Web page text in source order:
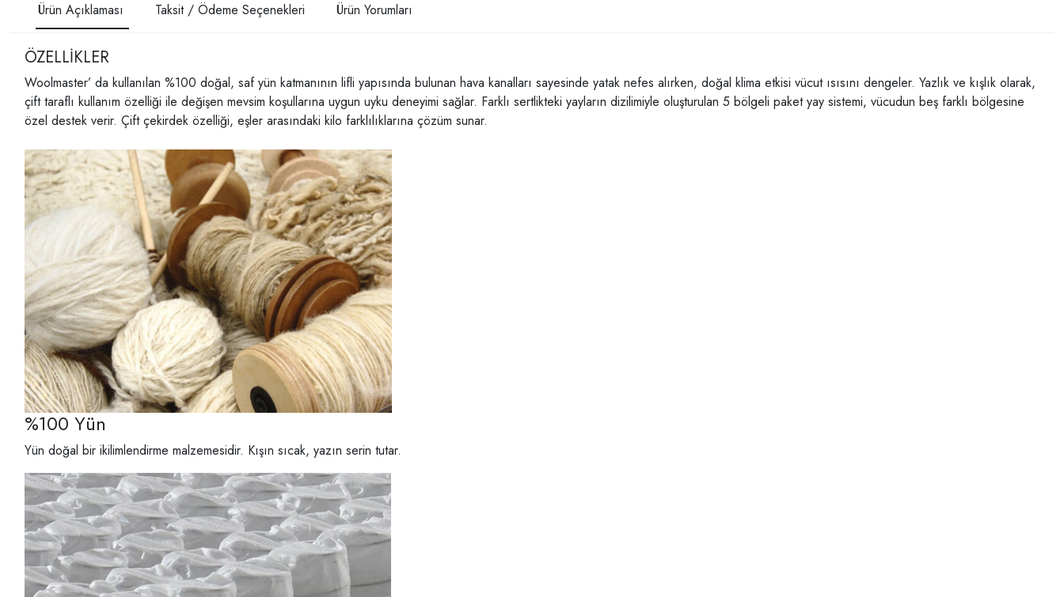
Ürün Açıklaması Taksit / Ödeme Seçenekleri Ürün Yorumları
ÖZELLİKLER
Woolmaster’ da kullanılan %100 doğal, saf yün katmanının lifli yapısında bulunan hava kanalları sayesinde yatak nefes alırken, doğal klima etkisi vücut ısısını dengeler. Yazlık ve kışlık olarak,
çift taraflı kullanım özelliği ile değişen mevsim koşullarına uygun uyku deneyimi sağlar. Farklı sertlikteki yayların dizilimiyle oluşturulan 5 bölgeli paket yay sistemi, vücudun beş farklı bölgesine
özel destek verir. Çift çekirdek özelliği, eşler arasındaki kilo farklılıklarına çözüm sunar.
%100 Yün
Yün doğal bir ikilimlendirme malzemesidir. Kışın sıcak, yazın serin tutar.